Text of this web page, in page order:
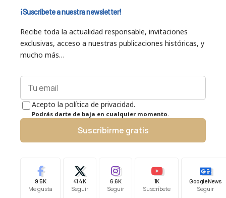
¡Suscríbete a nuestra newsletter!
Recibe toda la actualidad responsable, invitaciones
exclusivas, acceso a nuestras publicaciones históricas, y
mucho más…
Acepto la política de privacidad.
Podrás darte de baja en cualquier momento.
Suscribirme gratis
9.5K
Me gusta
41.4K
Seguir
6.6K
Seguir
1K
Suscríbete
Google News
Seguir